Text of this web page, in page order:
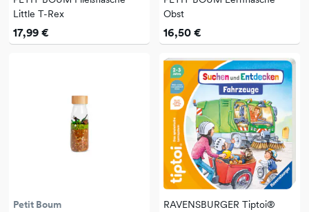
Little T-Rex
17,99 €
Obst
16,50 €
Petit Boum
RAVENSBURGER Tiptoi®